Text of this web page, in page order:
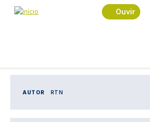
Passar para o conteúdo principal
Ouvir
Navegação estrutural
Início A Fada do Esteiro
AUTOR RTN